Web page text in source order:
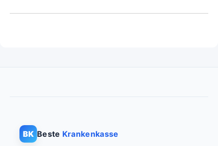
BK Beste Krankenkasse